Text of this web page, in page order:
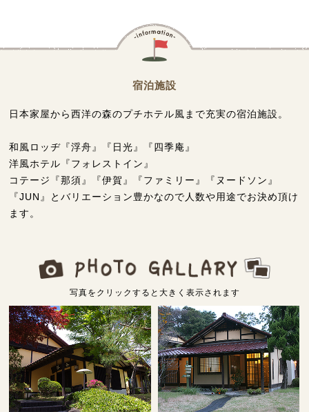
宿泊施設
日本家屋から西洋の森のプチホテル風まで充実の宿泊施設。
和風ロッヂ『浮舟』『日光』『四季庵』
洋風ホテル『フォレストイン』
コテージ『那須』『伊賀』『ファミリー』『ヌードソン』
『JUN』とバリエーション豊かなので人数や用途でお決め頂け
ます。
写真をクリックすると大きく表示されます